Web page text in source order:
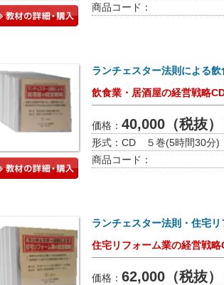
商品コード：
ランチェスター法則による
飲食業・居酒屋の経営戦略
価格： 40,000（税抜）
形式： CD ５巻(5時間30分
商品コード：
ランチェスター法則・住宅
住宅リフォーム業の経営戦略
価格： 62,000（税抜）